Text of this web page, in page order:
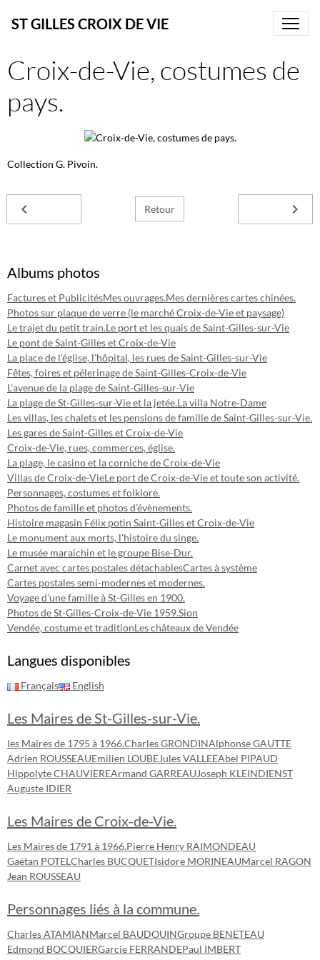
ST GILLES CROIX DE VIE
Croix-de-Vie, costumes de
pays.
Collection G. Pivoin.
Retour
Albums photos
Factures et PublicitésMes ouvrages.Mes dernières cartes chinées.
Photos sur plaque de verre (le marché Croix-de-Vie et paysage)
Le trajet du petit train.Le port et les quais de Saint-Gilles-sur-Vie
Le pont de Saint-Gilles et Croix-de-Vie
La place de l'église, l'hôpital, les rues de Saint-Gilles-sur-Vie
Fêtes, foires et pélerinage de Saint-Gilles-Croix-de-Vie
L'avenue de la plage de Saint-Gilles-sur-Vie
La plage de St-Gilles-sur-Vie et la jetée.La villa Notre-Dame
Les villas, les chalets et les pensions de famille de Saint-Gilles-sur-Vie.
Les gares de Saint-Gilles et Croix-de-Vie
Croix-de-Vie, rues, commerces, église.
La plage, le casino et la corniche de Croix-de-Vie
Villas de Croix-de-VieLe port de Croix-de-Vie et toute son activité.
Personnages, costumes et folklore.
Photos de famille et photos d'évènements.
Histoire magasin Félix potin Saint-Gilles et Croix-de-Vie
Le monument aux morts, l'histoire du singe.
Le musée maraichin et le groupe Bise-Dur.
Carnet avec cartes postales détachablesCartes à système
Cartes postales semi-modernes et modernes.
Voyage d'une famille à St-Gilles en 1900.
Photos de St-Gilles-Croix-de-Vie 1959.Sion
Vendée, costume et traditionLes châteaux de Vendée
Langues disponibles
Français English
Les Maires de St-Gilles-sur-Vie.
les Maires de 1795 à 1966.Charles GRONDINAlphonse GAUTTE
Adrien ROUSSEAUEmilien LOUBEJules VALLEEAbel PIPAUD
Hippolyte CHAUVIEREArmand GARREAUJoseph KLEINDIENST
Auguste IDIER
Les Maires de Croix-de-Vie.
Les Maires de 1791 à 1966.Pierre Henry RAIMONDEAU
Gaëtan POTEL Charles BUCQUETIsidore MORINEAUMarcel RAGON
Jean ROUSSEAU
Personnages liés à la commune.
Charles ATAMIANMarcel BAUDOUINGroupe BENETEAU
Edmond BOCQUIERGarcie FERRANDEPaul IMBERT